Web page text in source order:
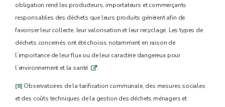
obligation rend les producteurs, importateurs et commerçants
responsables des déchets que leurs produits génèrent afin de
favoriser leur collecte, leur valorisation et leur recyclage. Les types de
déchets concernés ont été choisis notamment en raison de
l’importance de leur flux ou de leur caractère dangereux pour
l’environnement et la santé q.
[8] Observatoires de la tarification communale, des mesures sociales
et des coûts techniques de la gestion des déchets ménagers et